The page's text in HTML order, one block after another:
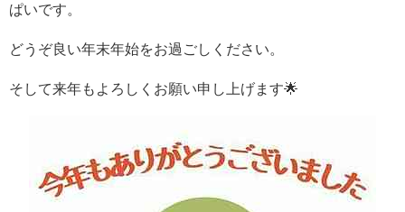
ぱいです。
どうぞ良い年末年始をお過ごしください。
そして来年もよろしくお願い申し上げます🌟